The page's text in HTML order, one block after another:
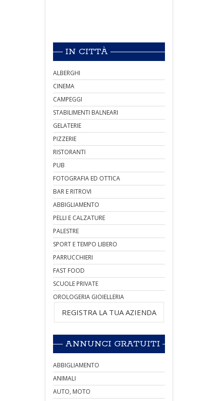
IN CITTÀ
ALBERGHI
CINEMA
CAMPEGGI
STABILIMENTI BALNEARI
GELATERIE
PIZZERIE
RISTORANTI
PUB
FOTOGRAFIA ED OTTICA
BAR E RITROVI
ABBIGLIAMENTO
PELLI E CALZATURE
PALESTRE
SPORT E TEMPO LIBERO
PARRUCCHIERI
FAST FOOD
SCUOLE PRIVATE
OROLOGERIA GIOIELLERIA
REGISTRA LA TUA AZIENDA
ANNUNCI GRATUITI
ABBIGLIAMENTO
ANIMALI
AUTO, MOTO